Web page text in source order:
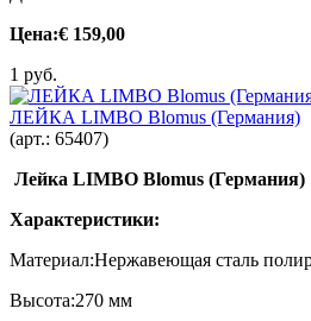
Цена:€ 159,00
1 руб.
ЛЕЙКА LIMBO Blomus (Германия)
(арт.: 65407)
Лейка LIMBO Blomus (Германия)
Характеристики:
Материал:Нержавеющая сталь
Высота:270 мм